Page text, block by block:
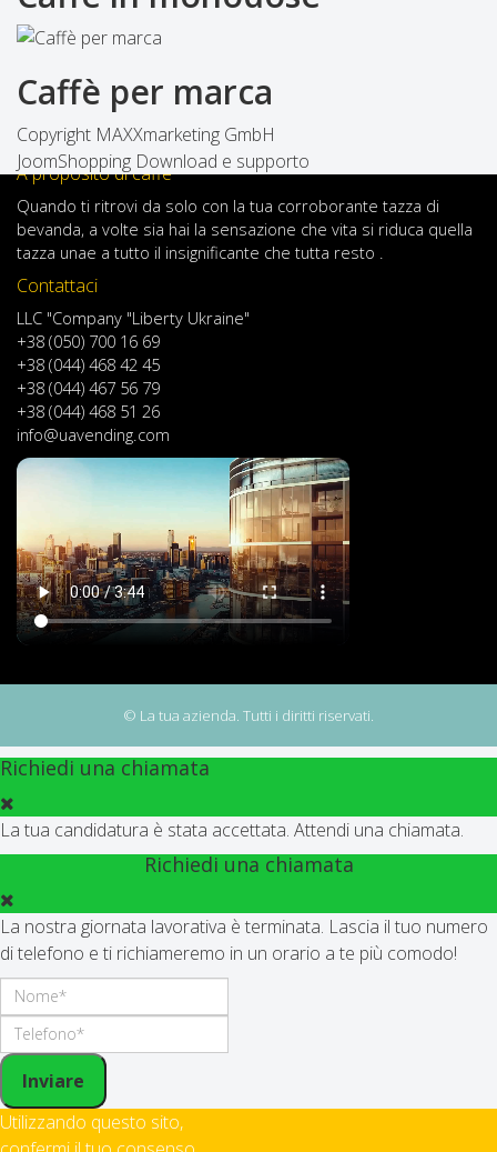
Caffè per marca
Copyright MAXXmarketing GmbH
JoomShopping Download e supporto
A proposito di caffè
Quando ti ritrovi da solo con la tua corroborante tazza di
bevanda, a volte sia hai la sensazione che vita si riduca quella
tazza unae a tutto il insignificante che tutta resto .
Contattaci
LLC "Company "Liberty Ukraine"
+38 (050) 700 16 69
+38 (044) 468 42 45
+38 (044) 467 56 79
+38 (044) 468 51 26
info@uavending.com
© La tua azienda. Tutti i diritti riservati.
Richiedi una chiamata
La tua candidatura è stata accettata. Attendi una chiamata.
Richiedi una chiamata
La nostra giornata lavorativa è terminata. Lascia il tuo numero
di telefono e ti richiameremo in un orario a te più comodo!
Inviare
Utilizzando questo sito,